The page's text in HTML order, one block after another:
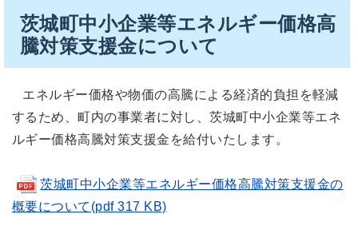
茨城町中小企業等エネルギー価格高
騰対策支援金について
エネルギー価格や物価の高騰による経済的負担を軽減
するため、町内の事業者に対し、茨城町中小企業等エネ
ルギー価格高騰対策支援金を給付いたします。
茨城町中小企業等エネルギー価格高騰対策支援金の
概要について(pdf 317 KB)